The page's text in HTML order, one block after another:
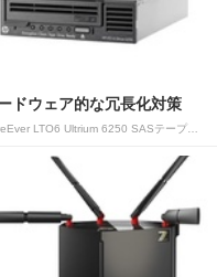
ドウェア的な冗長化対策